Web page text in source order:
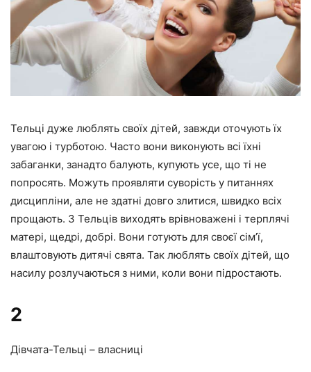
Тельці дуже люблять своїх дітей, завжди оточують їх
увагою і турботою. Часто вони виконують всі їхні
забаганки, занадто балують, купують усе, що ті не
попросять. Можуть проявляти суворість у питаннях
дисципліни, але не здатні довго злитися, швидко всіх
прощають. З Тельців виходять врівноважені і терплячі
матері, щедрі, добрі. Вони готують для своєї сім’ї,
влаштовують дитячі свята. Так люблять своїх дітей, що
насилу розлучаються з ними, коли вони підростають.
2
Дівчата-Тельці – власниці